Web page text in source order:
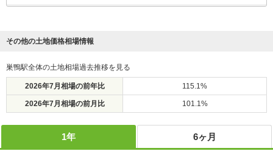
その他の土地価格相場情報
巣鴨駅全体の土地相場過去推移を見る
2026年7月相場の前年比 115.1%
2026年7月相場の前月比 101.1%
1年 6ヶ月